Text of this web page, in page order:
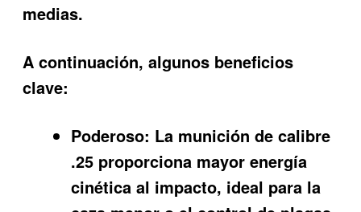
medias.
A continuación, algunos beneficios
clave:
Poderoso: La munición de calibre
.25 proporciona mayor energía
cinética al impacto, ideal para la